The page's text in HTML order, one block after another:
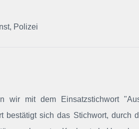
Polizei
wir mit dem Einsatzstichwort
bestätigt sich das Stichwort, durch